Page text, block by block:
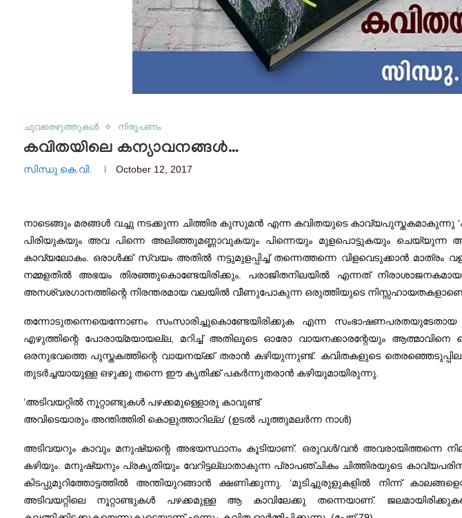
ചുവരെഴുത്തുകൾ നിരൂപണം
കവിതയിലെ കന്യാവനങ്ങൾ…
സിന്ധു കെ.വി. October 12, 2017
നാടെങ്ങും മരങ്ങൾ വച്ചു നടക്കുന്ന ചിത്തിര കുസുമൻ എന്ന കവിതയുടെ കാവ്യപുസ്തകമാകുന്നു
പിരിയുകയും അവ പിന്നെ അലിഞ്ഞുമണ്ണാവുകയും പിന്നെയും മുളപൊട്ടുകയും
കാവ്യലോകം. ഒരാൾക്ക് സ്വയം അതിൽ നട്ടുമുളപ്പിച്ച് തന്നെത്തന്നെ വിളവെടുക്കാൻ
നമ്മളതിൽ അഭയം തിരഞ്ഞുകൊണ്ടേയിരിക്കും. പരാജിതനിലയിൽ എന്നത്
അനശ്വരഗാനത്തിന്റെ നിരന്തരമായ വലയിൽ വീണുപോകുന്ന ഒരുത്തിയുടെ
തന്നോടുതന്നെയെന്നോണം സംസാരിച്ചുകൊണ്ടേയിരിക്കുക എന്ന
എഴുത്തിന്റെ പോരായ്മയായല്ല, മറിച്ച് അതിലൂടെ ഓരോ വായനക്കാരന്റേയും
ഒരനുഭവത്തെ പുസ്തകത്തിന്റെ വായനയ്ക്ക് തരാൻ കഴിയുന്നുണ്ട്. കവിതകളുടെ
തുടർച്ചയായുള്ള ഒഴുക്കു തന്നെ ഈ കൃതിക്ക് പകർന്നുതരാൻ കഴിയുമായിരുന്നു.
‘അടിവയറ്റിൽ നൂറ്റാണ്ടുകൾ പഴക്കമുള്ളൊരു കാവുണ്ട്
അവിടെയാരും അന്തിത്തിരി കൊളുത്താറില്ല’ (ഉടൽ പൂത്തുമലർന്ന നാൾ)
അടിവയറും കാവും മനുഷ്യന്റെ അഭയസ്ഥാനം കൂടിയാണ്. ഒരുവൾ/വൻ അവരായിത്തന്നെ
കഴിയും. മനുഷ്യനും പ്രകൃതിയും വേറിട്ടല്ലാതാകുന്ന പ്രാപഞ്ചികം ചിത്തിരയുടെ
കിടപ്പുമുറിത്തോട്ടത്തിൽ അന്തിയുറങ്ങാൻ ക്ഷണിക്കുന്നു. ‘മുടിച്ചുരുളുകളിൽ നിന്ന്
അടിവയറ്റിലെ നൂറ്റാണ്ടുകൾ പഴക്കമുള്ള ആ കാവിലേക്കു തന്നെയാണ്.